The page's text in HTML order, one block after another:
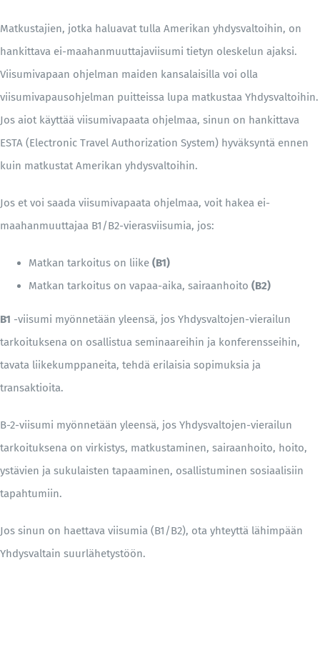
BLOGI
Matkustajien, jotka haluavat tulla Amerikan yhdysvaltoihin, on
hankittava ei-maahanmuuttajaviisumi tietyn oleskelun ajaksi.
Viisumivapaan ohjelman maiden kansalaisilla voi olla
viisumivapausohjelman puitteissa lupa matkustaa Yhdysvaltoihin.
Jos aiot käyttää viisumivapaata ohjelmaa, sinun on hankittava
ESTA (Electronic Travel Authorization System) hyväksyntä ennen
kuin matkustat Amerikan yhdysvaltoihin.
Jos et voi saada viisumivapaata ohjelmaa, voit hakea ei-
maahanmuuttajaa B1/B2-vierasviisumia, jos:
Matkan tarkoitus on liike (B1)
Matkan tarkoitus on vapaa-aika, sairaanhoito (B2)
B1 -viisumi myönnetään yleensä, jos Yhdysvaltojen-vierailun
tarkoituksena on osallistua seminaareihin ja konferensseihin,
tavata liikekumppaneita, tehdä erilaisia sopimuksia ja
transaktioita.
B-2-viisumi myönnetään yleensä, jos Yhdysvaltojen-vierailun
tarkoituksena on virkistys, matkustaminen, sairaanhoito, hoito,
ystävien ja sukulaisten tapaaminen, osallistuminen sosiaalisiin
tapahtumiin.
Jos sinun on haettava viisumia (B1/B2), ota yhteyttä lähimpään
Yhdysvaltain suurlähetystöön.